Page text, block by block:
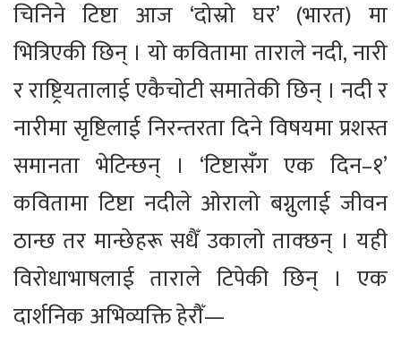
चिनिने टिष्टा आज ‘दोस्रो घर’ (भारत) मा
भित्रिएकी छिन् । यो कवितामा ताराले नदी, नारी
र राष्ट्रियतालाई एकैचोटी समातेकी छिन् । नदी र
नारीमा सृष्टिलाई निरन्तरता दिने विषयमा प्रशस्त
समानता भेटिन्छन् । ‘टिष्टासँग एक दिन–१’
कवितामा टिष्टा नदीले ओरालो बग्नुलाई जीवन
ठान्छ तर मान्छेहरू सधैँ उकालो ताक्छन् । यही
विरोधाभाषलाई ताराले टिपेकी छिन् । एक
दार्शनिक अभिव्यक्ति हेरौँ—